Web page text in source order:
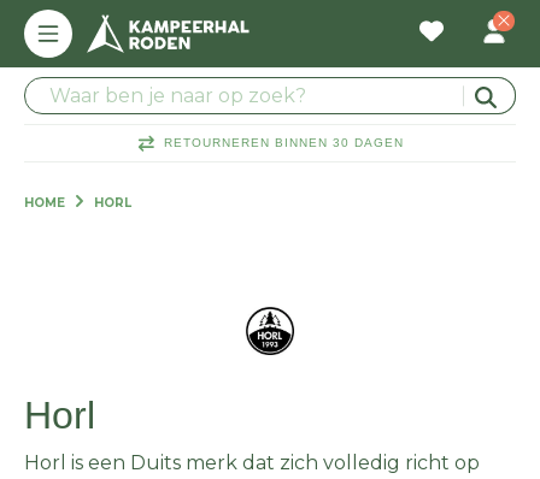
RETOURNEREN BINNEN 30 DAGEN
HOME HORL
Horl
Horl is een Duits merk dat zich volledig richt op